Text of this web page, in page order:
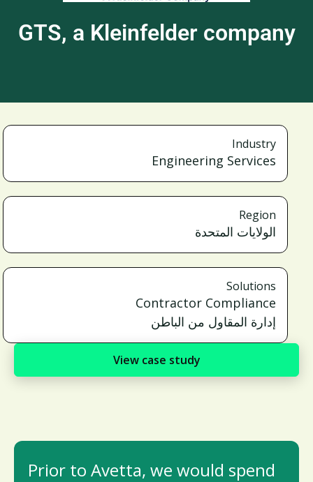
GTS, a Kleinfelder company
Industry
Engineering Services
Region
الولايات المتحدة
Solutions
Contractor Compliance
إدارة المقاول من الباطن
View case study
Prior to Avetta, we would spend